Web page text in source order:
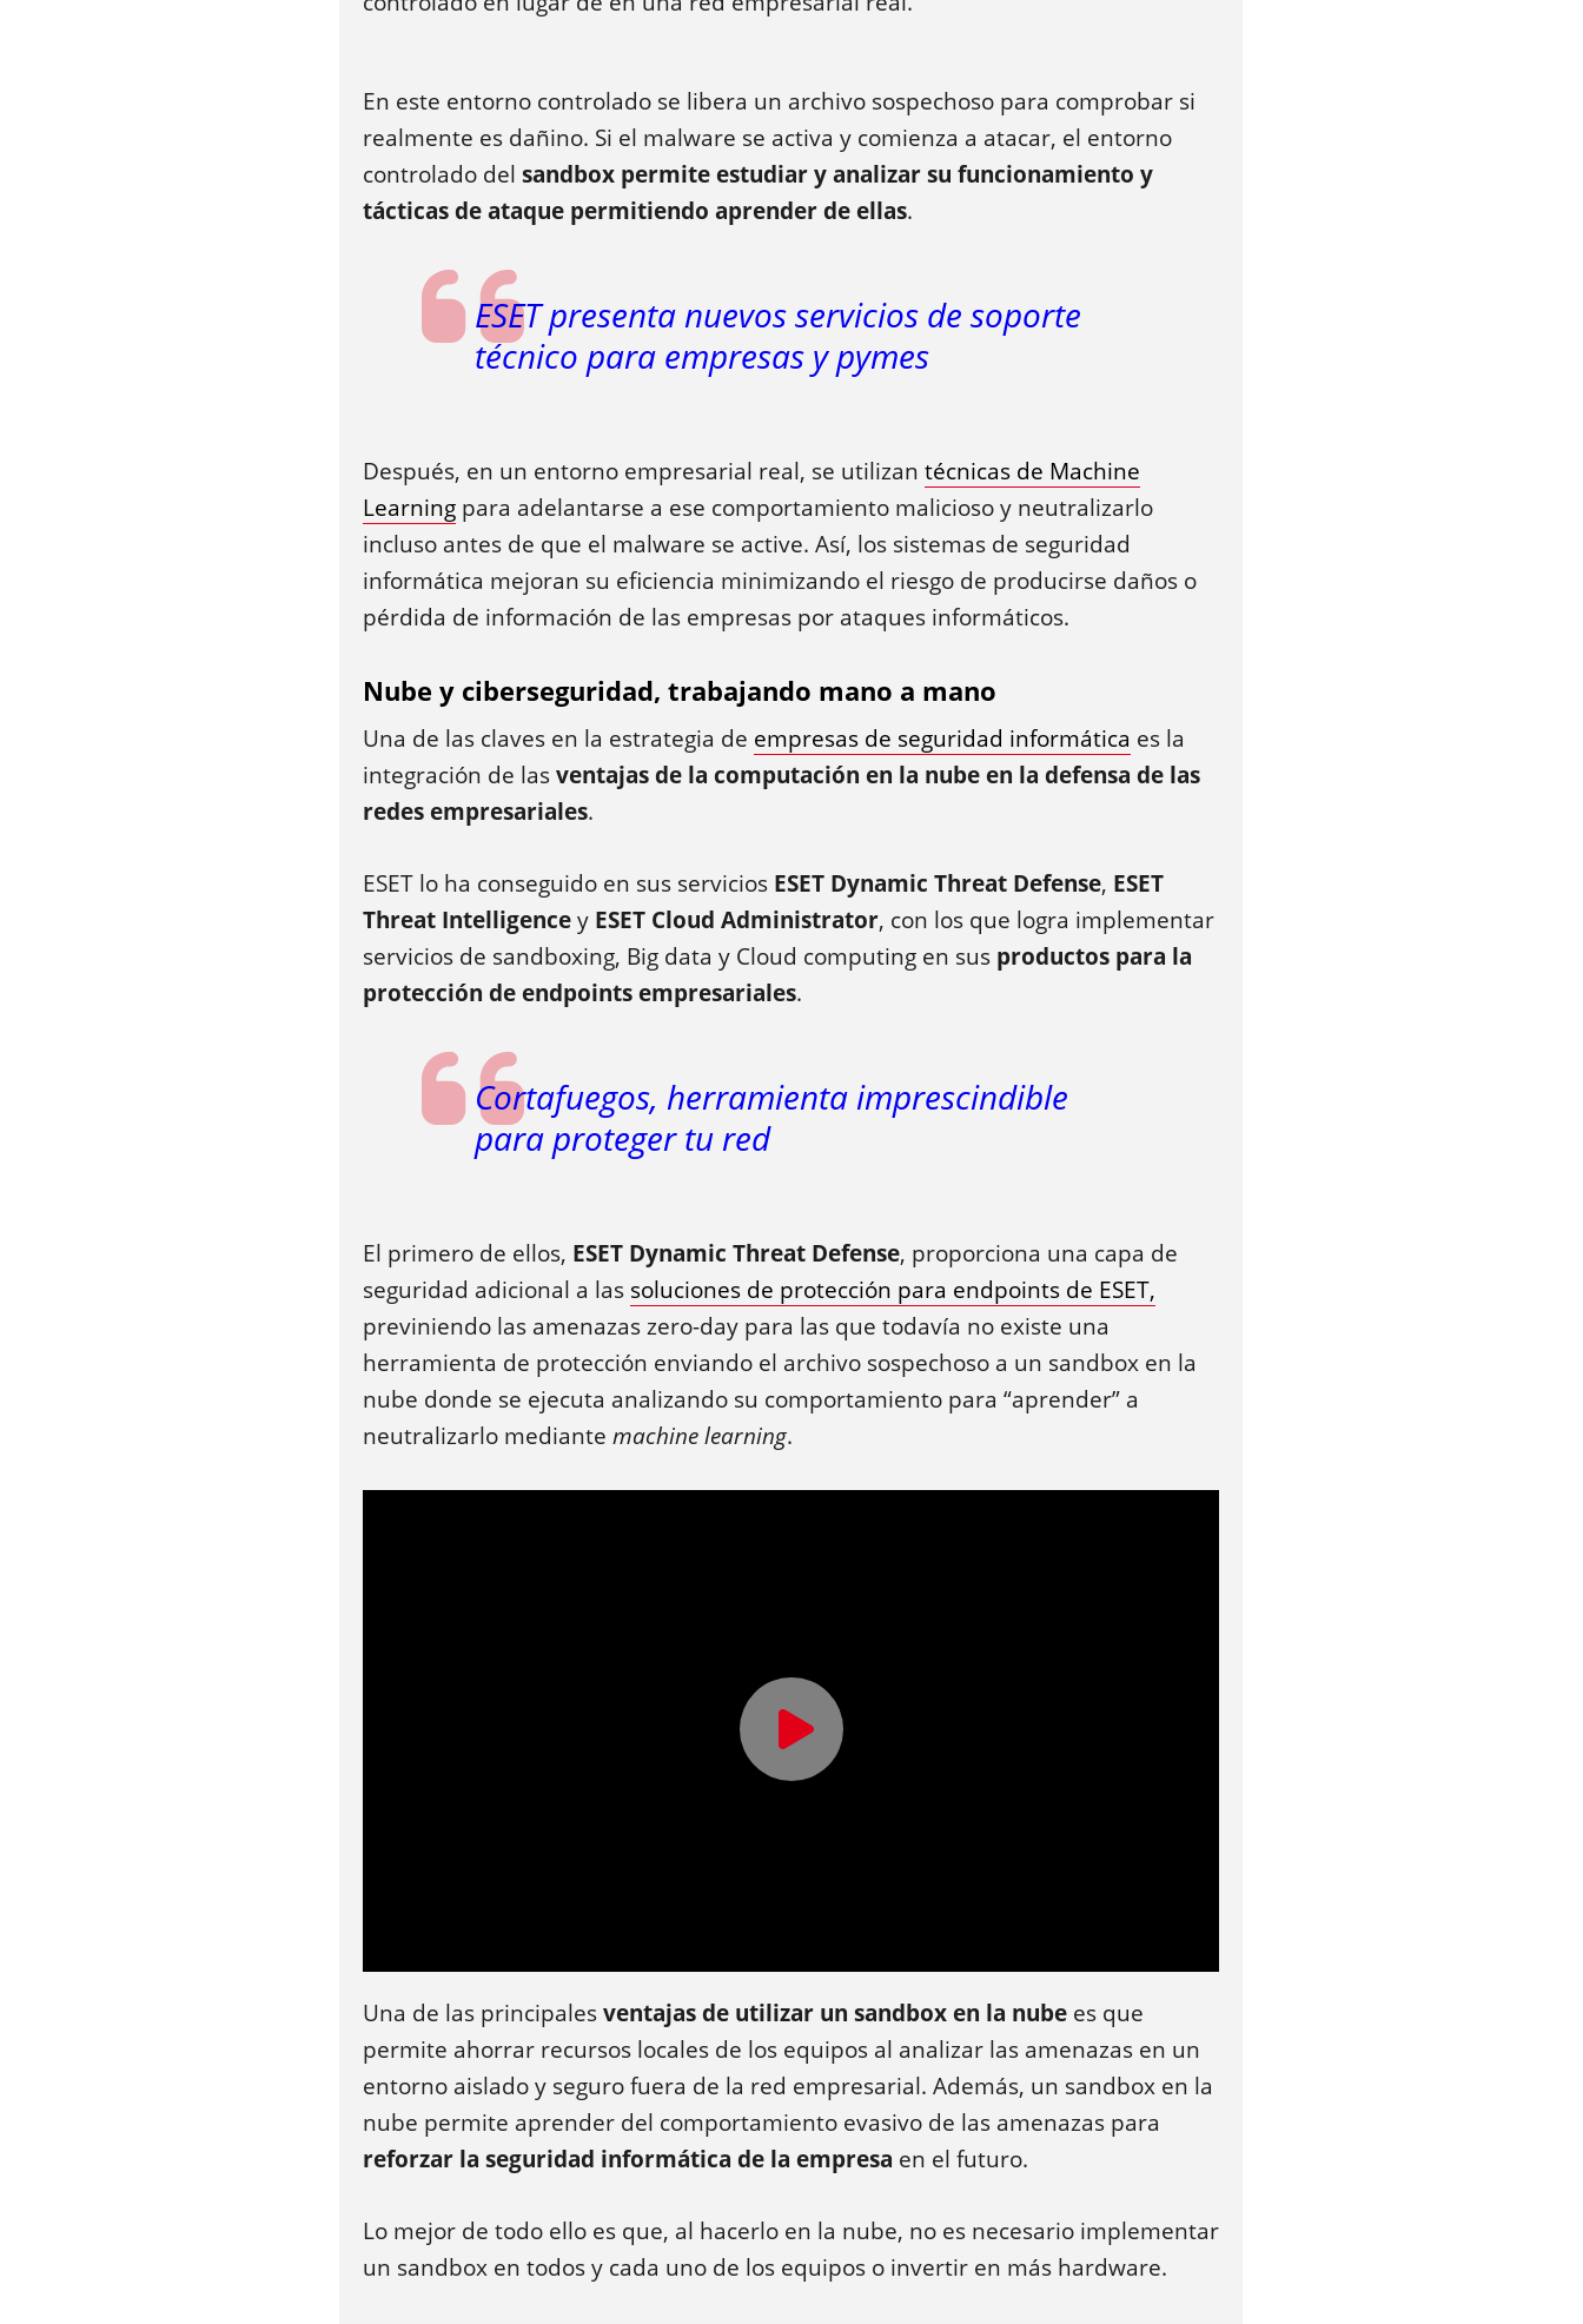
En este entorno controlado se libera un archivo sospechoso para comprobar si
realmente es dañino. Si el malware se activa y comienza a atacar, el entorno
controlado delsandbox permite estudiar y analizar su funcionamiento y
tácticas de ataque permitiendo aprender de ellas.
ESET presenta nuevos servicios de soporte
técnico para empresas y pymes
Después, en un entorno empresarial real, se utilizantécnicas de Machine
Learning para adelantarse a ese comportamiento malicioso y neutralizarlo
incluso antes de que el malware se active. Así, los sistemas de seguridad
informática mejoran su eficiencia minimizando el riesgo de producirse daños o
pérdida de información de las empresas por ataques informáticos.
Nube y ciberseguridad, trabajando mano a mano
Una de las claves en la estrategia de empresas de seguridad informática es la
integración de lasventajas de la computación en la nube en la defensa de las
redes empresariales.
ESET lo ha conseguido en sus servicios ESET Dynamic Threat Defense, ESET
Threat Intelligencey ESET Cloud Administrator, con los que logra implementar
servicios de sandboxing, Big data y Cloud computing en sus productos para la
protección de endpoints empresariales.
Cortafuegos, herramienta imprescindible
para proteger tu red
El primero de ellos, ESET Dynamic Threat Defense, proporciona una capa de
seguridad adicional a las soluciones de protección para endpoints de ESET,
previniendo las amenazas zero-day para las que todavía no existe una
herramienta de protección enviando el archivo sospechoso a un sandbox en la
nube donde se ejecuta analizando su comportamiento para “aprender” a
neutralizarlo mediantemachine learning.
Una de las principalesventajas de utilizar un sandbox en la nube es que
permite ahorrar recursos locales de los equipos al analizar las amenazas en un
entorno aislado y seguro fuera de la red empresarial. Además, un sandbox en la
nube permite aprender del comportamiento evasivo de las amenazas para
reforzar la seguridad informática de la empresa en el futuro.
Lo mejor de todo ello es que, al hacerlo en la nube, no es necesario implementar
un sandbox en todos y cada uno de los equipos o invertir en más hardware.